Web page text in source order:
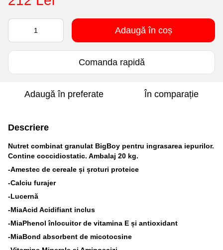
Adaugă în coș
Comanda rapidă
Adaugă în preferate În comparație
Descriere
Nutret combinat granulat BigBoy pentru ingrasarea iepurilor.
Contine coccidiostatic. Ambalaj 20 kg.
-Amestec de cereale și șroturi proteice
-Calciu furajer
-Lucernă
-MiaAcid Acidifiant inclus
-MiaPhenol înlocuitor de vitamina E și antioxidant
-MiaBond absorbent de micotocsine